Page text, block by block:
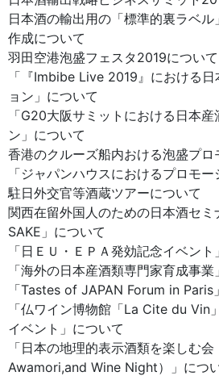
日本酒の輸出用の「標準的裏ラベ
作成について
羽田空港泡盛フェスタ2019について
「『Imbibe Live 2019』における
ョン」について
「G20大阪サミットにおける日本
ン」について
香港のクルーズ船内おける泡盛プロ
「ジャパンハウスにおけるプロモ
駐日外交官等酒蔵ツアーについて
関西在留外国人のための日本酒セミ
SAKE」について
「日ＥＵ・ＥＰＡ発効記念イベント
「海外の日本産酒類専門家育成事業
「Tastes of JAPAN Forum in Paris
「仏ワイン博物館「La Cite du Vin
イベント」について
「日本の地理的表示酒類を楽しむ
Awamori,and Wine Night）」につ